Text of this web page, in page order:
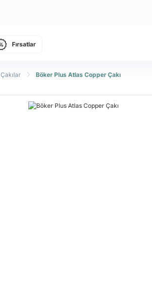
Fırsatlar
Çakılar Böker Plus Atlas Copper Çakı